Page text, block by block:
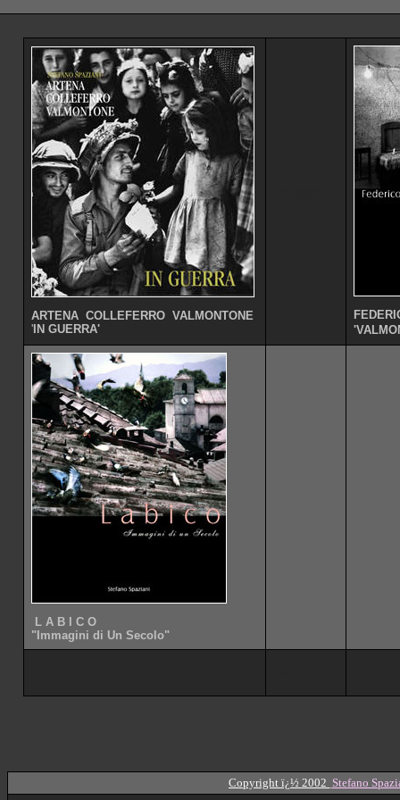
ARTENA COLLEFERRO VALMONTONE
' IN GUERRA'
L A B I C O
"Immagini di Un Secolo"
Copyright ï¿½ 2002 Stefano